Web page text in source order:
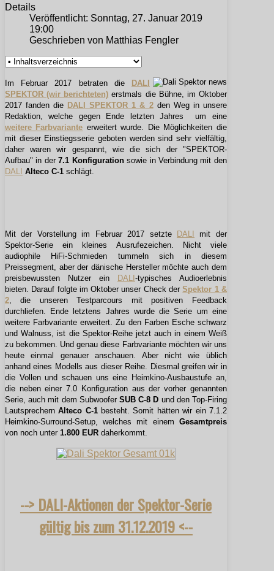
Details
Veröffentlicht: Sonntag, 27. Januar 2019
19:00
Geschrieben von Matthias Fengler
Im Februar 2017 betraten die
DALI
SPEKTOR (wir berichteten) erstmals die Bühne, im Oktober
2017 fanden die DALI SPEKTOR 1 & 2den Weg in unsere
Redaktion, welche gegen Ende letzten Jahres um eine
weitere Farbvariante erweitert wurde. Die Möglichkeiten die
mit dieser Einstiegsserie geboten werden sind sehr vielfältig,
daher waren wir gespannt, wie die sich der "SPEKTOR-
Aufbau" in der7.1 Konfigurationsowie in Verbindung mit den
DALI Alteco C-1 schlägt.
Mit der Vorstellung im Februar 2017 setzte DALI
mit der
Spektor-Serie ein kleines Ausrufezeichen. Nicht viele
audiophile HiFi-Schmieden tummeln sich in diesem
Preissegment, aber der dänische Hersteller möchte auch dem
preisbewussten Nutzer ein
DALI -typisches Audioerlebnis
bieten. Darauf folgte im Oktober unser Check derSpektor 1 &
2, die unseren Testparcours mit positiven Feedback
durchliefen. Ende letztens Jahres wurde die Serie um eine
weitere Farbvariante erweitert. Zu den Farben Esche schwarz
und Walnuss, ist die Spektor-Reihe jetzt auch in einem Weiß
zu bekommen. Und genau diese Farbvariante möchten wir uns
heute einmal genauer anschauen. Aber nicht wie üblich
anhand eines Modells aus dieser Reihe. Diesmal greifen wir in
die Vollen und schauen uns eine Heimkino-Ausbaustufe an,
die neben einer 7.0 Konfiguration aus der vorher genannten
Serie, auch mit dem Subwoofer SUB C-8 D und den Top-Firing
LautsprechernAlteco C-1besteht. Somit hätten wir ein 7.1.2
Heimkino-Surround-Setup, welches mit einem Gesamtpreis
von noch unter 1.800 EUR daherkommt.
--> DALI-Aktionen der Spektor-Serie
gültig bis zum 31.12.2019 <--